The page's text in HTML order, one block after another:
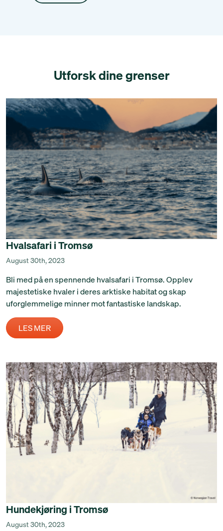
Utforsk dine grenser
Hvalsafari i Tromsø
August 30th, 2023
Bli med på en spennende hvalsafari i Tromsø. Opplev
majestetiske hvaler i deres arktiske habitat og skap
uforglemmelige minner mot fantastiske landskap.
LES MER
Hundekjøring i Tromsø
August 30th, 2023